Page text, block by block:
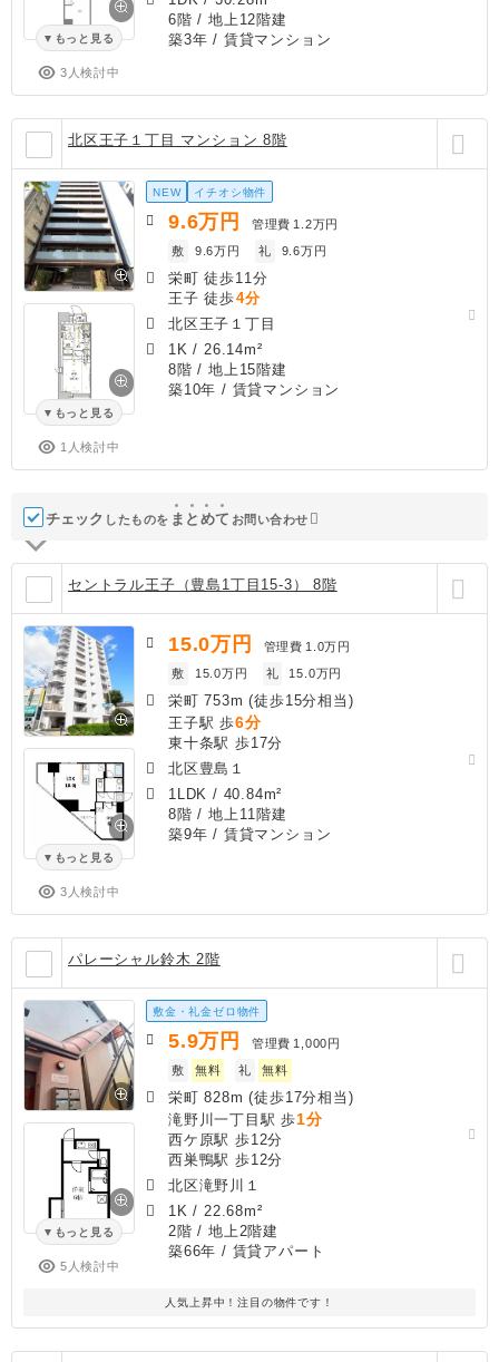
もっと見る
3人検討中
6階 / 地上12階建
築3年 / 賃貸マンション
北区王子１丁目 マンション 8階
もっと見る
1人検討中
NEW イチオシ物件
9.6万円 管理費 1.2万円
敷
9.6万円 礼 9.6万円
栄町 徒歩11分
王子 徒歩4分
北区王子１丁目
1K / 26.14m²
8階 / 地上15階建
築10年 / 賃貸マンション
チェック したものを ま と めて お問い合わせ
セントラル王子（豊島1丁目15-3） 8階
もっと見る
3人検討中
15.0万円 管理費 1.0万円
敷
15.0万円 礼 15.0万円
栄町 753m (徒歩15分相当)
王子駅 歩6分
東十条駅 歩17分
北区豊島１
1LDK / 40.84m²
8階 / 地上11階建
築9年 / 賃貸マンション
パレーシャル鈴木 2階
もっと見る
5人検討中
敷金・礼金ゼロ物件
5.9万円 管理費 1,000円
敷
無料 礼 無料
栄町 828m (徒歩17分相当)
滝野川一丁目駅 歩1分
西ケ原駅 歩12分
西巣鴨駅 歩12分
北区滝野川１
1K / 22.68m²
2階 / 地上2階建
築66年 / 賃貸アパート
人気上昇中！注目の物件です！